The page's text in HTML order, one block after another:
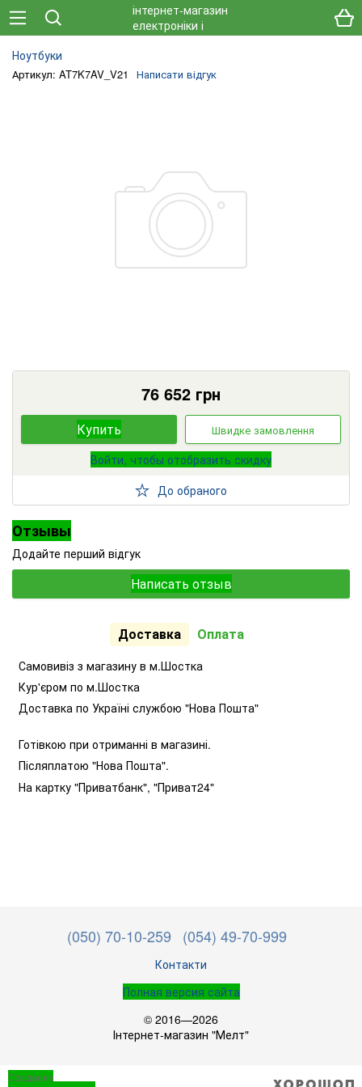
Ноутбуки
Артикул: AT7K7AV_V21 Написати відгук
76 652 грн
Купить Швидке замовлення
Войти, чтобы отобразить скидку
До обраного
Отзывы
Додайте перший відгук
Написать отзыв
Доставка Оплата
Самовивіз з магазину в м.Шостка
Кур'єром по м.Шостка
Доставка по Україні службою "Нова Пошта"
Готівкою при отриманні в магазині.
Післяплатою "Нова Пошта".
На картку "Приватбанк", "Приват24"
(050) 70-10-259 (054) 49-70-999
Контакти
Полная версия сайта
© 2016—2026
Інтернет-магазин "Мелт"
Создание